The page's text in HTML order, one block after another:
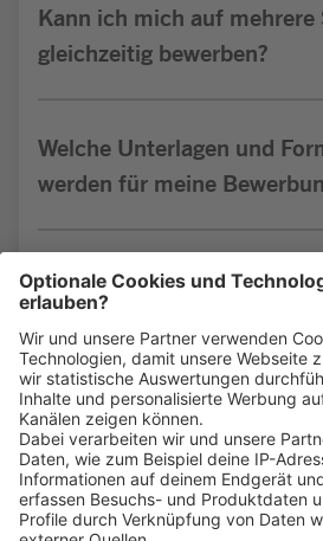
Kann ich mich auf mehrere
gleichzeitig bewerben?
Welche Unterlagen und
werden für meine
Bin ich für die Stelle